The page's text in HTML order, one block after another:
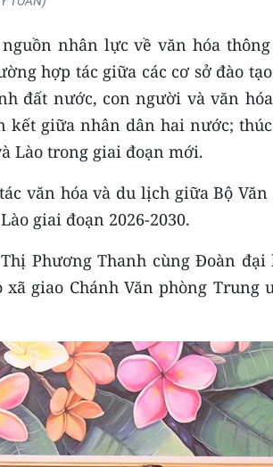
nhân lực về văn hóa
hợp tác giữa các cơ sở đào
đất nước, con người và văn
kết giữa nhân dân hai nước;
Lào trong giai đoạn mới.
văn hóa và du lịch giữa Bộ Văn
giai đoạn 2026-2030.
Phương Thanh cùng Đoàn đại
giao Chánh Văn phòng Trung